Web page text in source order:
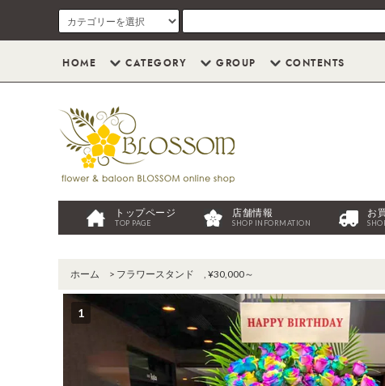
HOME CATEGORY GROUP CONTENTS
トップページ
TOP PAGE
店舗情報
SHOP INFORMATION
お
ホーム > フラワースタンド , ¥30,000～
1